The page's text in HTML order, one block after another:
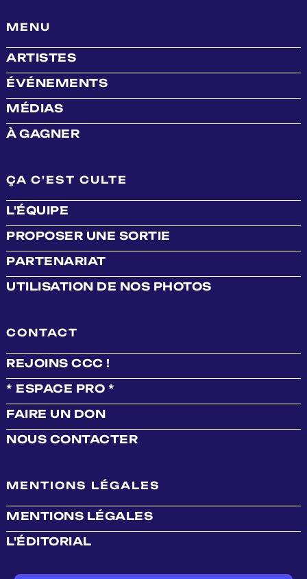
MENU
ARTISTES
ÉVÉNEMENTS
MÉDIAS
À GAGNER
ÇA C'EST CULTE
L'ÉQUIPE
PROPOSER UNE SORTIE
PARTENARIAT
UTILISATION DE NOS PHOTOS
CONTACT
REJOINS CCC !
* ESPACE PRO *
FAIRE UN DON
NOUS CONTACTER
MENTIONS LÉGALES
MENTIONS LÉGALES
L'ÉDITORIAL